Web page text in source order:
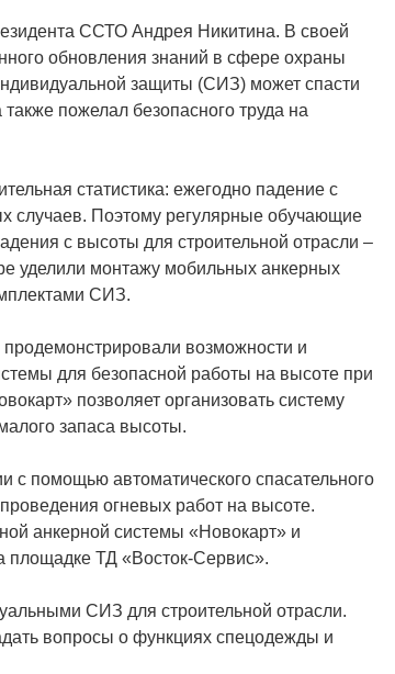
ССТО Андрея Никитина. В своей
обновления знаний в сфере охраны
защиты (СИЗ) может спасти
пожелал безопасного труда на
статистика: ежегодно падение с
случаев. Поэтому регулярные обучающие
с высоты для строительной отрасли –
уделили монтажу мобильных анкерных
СИЗ.
возможности и
для безопасной работы на высоте при
позволяет организовать систему
запаса высоты.
с помощью автоматического спасательного
огневых работ на высоте.
анкерной системы «Новокарт» и
площадке ТД «Восток-Сервис».
СИЗ для строительной отрасли.
вопросы о функциях спецодежды и